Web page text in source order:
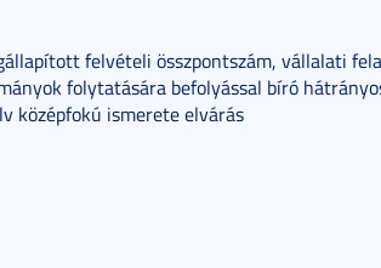
felvételi összpontszám, vállalati
folytatására befolyással bíró
középfokú ismerete elvárás